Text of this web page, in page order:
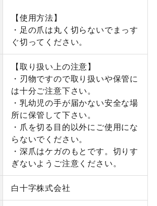
【使用方法】
・足の爪は丸く切らないでまっす
ぐ切ってください。
【取り扱い上の注意】
・刃物ですので取り扱いや保管に
は十分ご注意下さい。
・乳幼児の手が届かない安全な場
所に保管して下さい。
・爪を切る目的以外にご使用にな
らないでください。
・深爪はケガのもとです。切りす
ぎないようご注意ください。
白十字株式会社